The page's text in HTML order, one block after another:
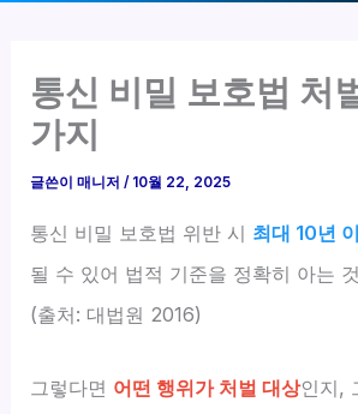
통신 비밀 보호법 처
가지
글쓴이매니저/ 10월 22, 2025
통신 비밀 보호법 위반 시 최대 10년
될 수 있어 법적 기준을 정확히 아는
(출처: 대법원 2016)
그렇다면 어떤 행위가 처벌 대상인지,